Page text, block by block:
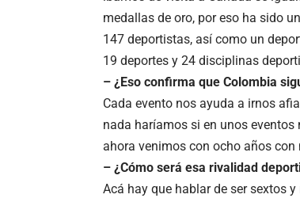
medallas de oro, por eso ha sido
147 deportistas, así como un
19 deportes y 24 disciplinas
– ¿Eso confirma que Colombia
Cada evento nos ayuda a irnos
nada haríamos si en unos
ahora venimos con ocho años
– ¿Cómo será esa rivalidad
Acá hay que hablar de ser sextos